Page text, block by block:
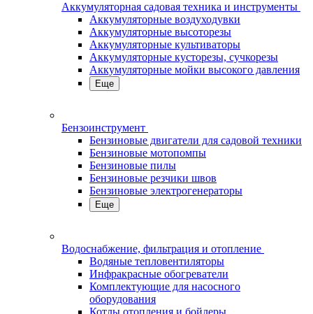
Аккумуляторная садовая техника и инструменты
Аккумуляторные воздуходувки
Аккумуляторные высоторезы
Аккумуляторные культиваторы
Аккумуляторные кусторезы, сучкорезы
Аккумуляторные мойки высокого давления
Еще
Бензоинструмент
Бензиновые двигатели для садовой техники
Бензиновые мотопомпы
Бензиновые пилы
Бензиновые резчики швов
Бензиновые электрогенераторы
Еще
Водоснабжение, фильтрация и отопление
Водяные тепловентиляторы
Инфракрасные обогреватели
Комплектующие для насосного
оборудования
Котлы отопления и бойлеры